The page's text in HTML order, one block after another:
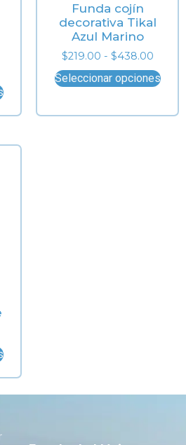
Funda cojín
decorativa Tikal
Azul Marino
$219.00 - $438.00
Seleccionar opciones